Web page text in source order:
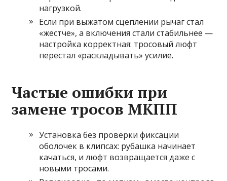
нагрузкой.
Если при выжатом сцеплении рычаг стал
«жестче», а включения стали стабильнее —
настройка корректная: тросовый люфт
перестал «раскладывать» усилие.
Частые ошибки при
замене тросов МКПП
Установка без проверки фиксации
оболочек в клипсах: рубашка начинает
качаться, и люфт возвращается даже с
новыми тросами.